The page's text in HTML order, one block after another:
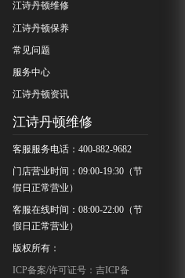
江诗丹顿维修
江诗丹顿保养
常见问题
服务中心
江诗丹顿资讯
江诗丹顿维修
客服服务电话：400-882-9682
门店营业时间：09:00-19:30（节
假日正常营业）
客服在线时间：08:00-22:00（节
假日正常营业）
版权所有：
ICP备案/许可证号：吉ICP备